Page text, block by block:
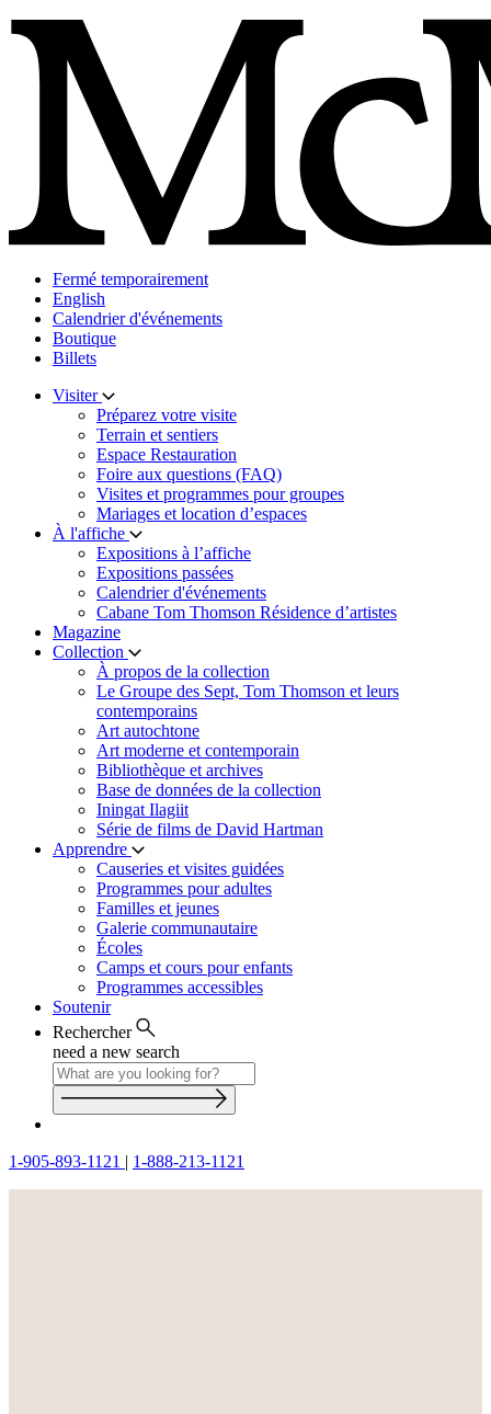
Skip
to
content
Fermé temporairement
English
Calendrier d'événements
Boutique
Billets
Visiter
Préparez votre visite
Terrain et sentiers
Espace Restauration
Foire aux questions (FAQ)
Visites et programmes pour groupes
Mariages et location d’espaces
À l'affiche
Expositions à l’affiche
Expositions passées
Calendrier d'événements
Cabane Tom Thomson Résidence d’artistes
Magazine
Collection
À propos de la collection
Le Groupe des Sept, Tom Thomson et leurs
contemporains
Art autochtone
Art moderne et contemporain
Bibliothèque et archives
Base de données de la collection
Iningat Ilagiit
Série de films de David Hartman
Apprendre
Causeries et visites guidées
Programmes pour adultes
Familles et jeunes
Galerie communautaire
Écoles
Camps et cours pour enfants
Programmes accessibles
Soutenir
Rechercher
need a new search
1-905-893-1121 | 1-888-213-1121